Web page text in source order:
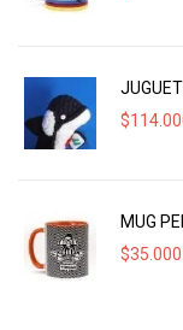
$
MUG
$35.000